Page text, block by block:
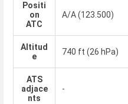
Positi
on
ATC
A/A (123.500)
Altitud
e
740 ft (26 hPa)
ATS
adjace
nts
-